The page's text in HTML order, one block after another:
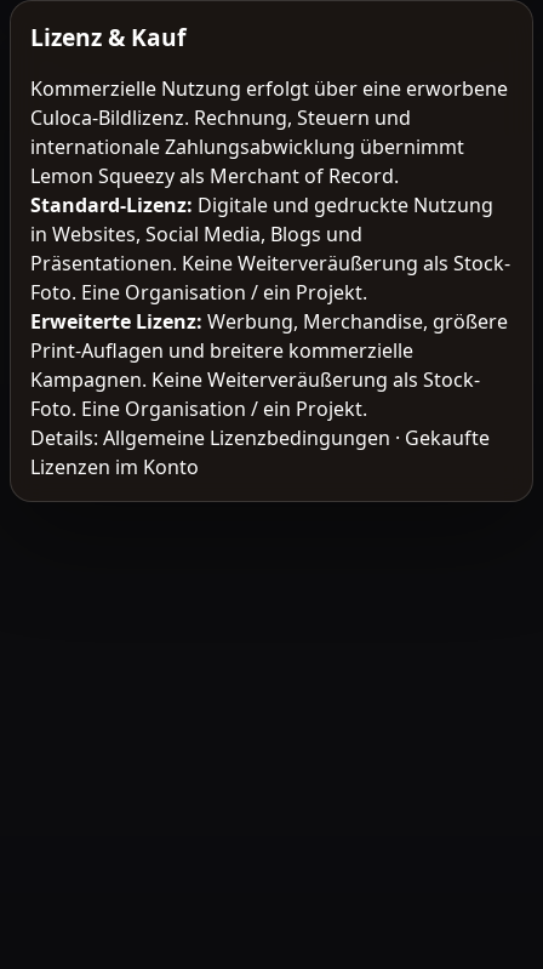
Lizenz & Kauf
Kommerzielle Nutzung erfolgt über eine erworbene
Culoca-Bildlizenz. Rechnung, Steuern und
internationale Zahlungsabwicklung übernimmt
Lemon Squeezy als Merchant of Record.
Standard-Lizenz: Digitale und gedruckte Nutzung
in Websites, Social Media, Blogs und
Präsentationen. Keine Weiterveräußerung als Stock-
Foto. Eine Organisation / ein Projekt.
Erweiterte Lizenz: Werbung, Merchandise, größere
Print-Auflagen und breitere kommerzielle
Kampagnen. Keine Weiterveräußerung als Stock-
Foto. Eine Organisation / ein Projekt.
Details: Allgemeine Lizenzbedingungen · Gekaufte
Lizenzen im Konto